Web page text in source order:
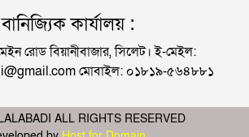
বানিজ্যিক কার্যালয় :
রোড বিয়ানীবাজার, সিলেট। ই-মেইল:
মোবাইল: ০১৮১৯-৫৬৪৮৮১
ALL RIGHTS RESERVED